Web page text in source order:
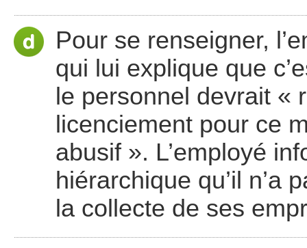
Pour se renseigner,
qui lui explique que
le personnel devrait «
licenciement pour ce
abusif ». L’employé
hiérarchique qu’il n’a
la collecte de ses